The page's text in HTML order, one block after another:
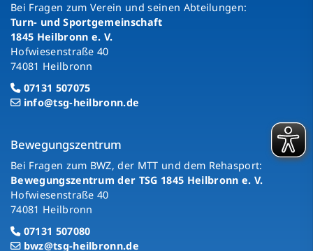
Bei Fragen zum Verein und seinen Abteilungen:
Turn- und Sportgemeinschaft
1845 Heilbronn e. V.
Hofwiesenstraße 40
74081 Heilbronn
07131 507075
info@tsg-heilbronn.de
Bewegungszentrum
Bei Fragen zum BWZ, der MTT und dem Rehasport:
Bewegungszentrum der TSG 1845 Heilbronn e. V.
Hofwiesenstraße 40
74081 Heilbronn
07131 507080
bwz@tsg-heilbronn.de